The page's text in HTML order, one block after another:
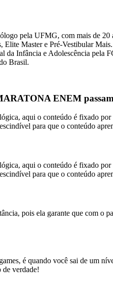
pela UFMG, com mais de 20
Master e Pré-Vestibular
Infância e Adolescência pela
Brasil.
ENEM
aqui o conteúdo é fixado por
para que o conteúdo
aqui o conteúdo é fixado por
para que o conteúdo
pois ela garante que com o
é quando você sai de um
verdade!